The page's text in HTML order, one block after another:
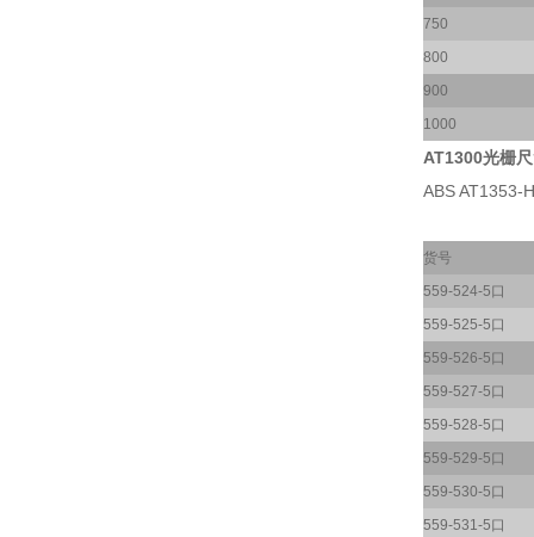
750
800
900
1000
AT1300光栅尺
ABS AT1353-
货号
559-524-5口
559-525-5口
559-526-5口
559-527-5口
559-528-5口
559-529-5口
559-530-5口
559-531-5口